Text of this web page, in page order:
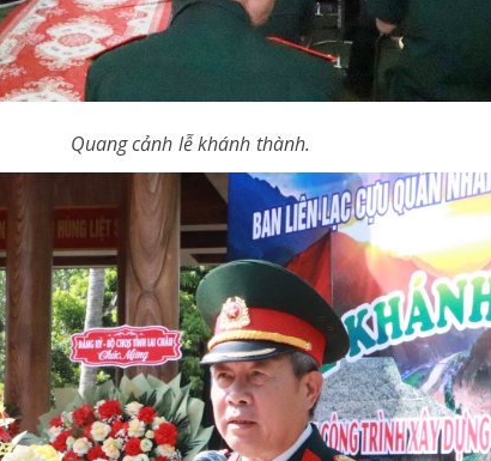
Quang cảnh lễ khánh thành.